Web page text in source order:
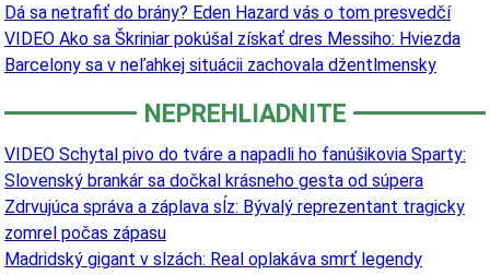
Dá sa netrafiť do brány? Eden Hazard vás o tom presvedčí
VIDEO Ako sa Škriniar pokúšal získať dres Messiho: Hviezda
Barcelony sa v neľahkej situácii zachovala džentlmensky
NEPREHLIADNITE
VIDEO Schytal pivo do tváre a napadli ho fanúšikovia Sparty:
Slovenský brankár sa dočkal krásneho gesta od súpera
Zdrvujúca správa a záplava sĺz: Bývalý reprezentant tragicky
zomrel počas zápasu
Madridský gigant v slzách: Real oplakáva smrť legendy